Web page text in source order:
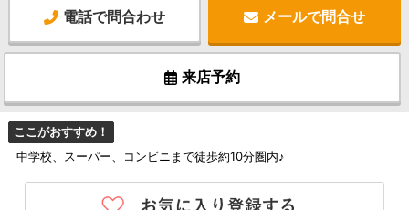
電話で問合わせ メールで問合せ
来店予約
ここがおすすめ！
中学校、スーパー、コンビニまで徒歩約10分圏内♪